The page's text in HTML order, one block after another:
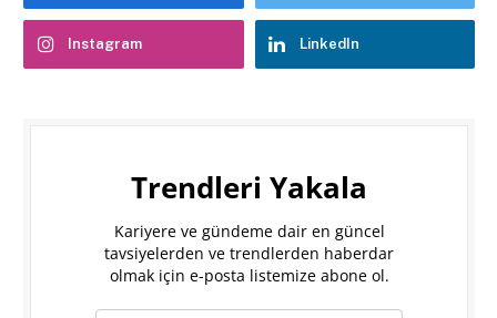
Instagram LinkedIn
Trendleri Yakala
Kariyere ve gündeme dair en güncel
tavsiyelerden ve trendlerden haberdar
olmak için e-posta listemize abone ol.